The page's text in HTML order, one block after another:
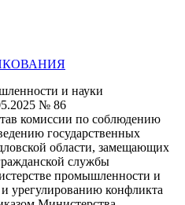
и науки
№ 86
комиссии по соблюдению
государственных
области, замещающих
службы
промышленности и
урегулированию конфликта